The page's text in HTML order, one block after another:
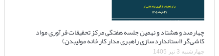
چهارصد و هشتاد و نهمین جلسه هفتگی مرکز تحقیقات فرآوری مواد
کاشی‌گر (استانداردسازی راهبری مدار کارخانه مولیبدن)
چهارشنبه 3 تیر 1405